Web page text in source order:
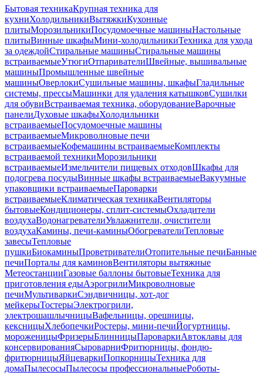
Бытовая техникаКрупная техника для
кухниХолодильникиВытяжкиКухонные
плитыМорозильникиПосудомоечные машиныНастольные
плитыВинные шкафыМини-холодильникиТехника для ухода
за одеждойСтиральные машиныСтиральные машины
встраиваемыеУтюгиОтпаривателиШвейные, вышивальные
машиныПромышленные швейные
машиныОверлокиСушильные машины, шкафыГладильные
системы, прессыМашинки для удаления катышковСушилки
для обувиВстраиваемая техника, оборудованиеВарочные
панелиДуховые шкафыХолодильники
встраиваемыеПосудомоечные машины
встраиваемыеМикроволновые печи
встраиваемыеКофемашины встраиваемыеКомплекты
встраиваемой техникиМорозильники
встраиваемыеИзмельчители пищевых отходовШкафы для
подогрева посудыВинные шкафы встраиваемыеВакуумные
упаковщики встраиваемыеПароварки
встраиваемыеКлиматическая техникаВентиляторы
бытовыеКондиционеры, сплит-системыОхладители
воздухаВодонагревателиУвлажнители, очистители
воздухаКамины, печи-каминыОбогревателиТепловые
завесыТепловые
пушкиБиокаминыПроветривателиОтопительные печиБанные
печиПорталы для каминовВентиляторы вытяжные
МетеостанцииГазовые баллоны бытовыеТехника для
приготовления едыАэрогрилиМикроволновые
печиМультиваркиСэндвичницы, хот-дог
мейкерыТостерыЭлектрогрили,
электрошашлычницыВафельницы, орешницы,
кексницыХлебопечкиРостеры, мини-печиЙогуртницы,
мороженицыФризерыБлинницыПароваркиАвтоклавы для
консервированияСыроварниФритюрницы, фондю-
фритюрницыЯйцеваркиПопкорницыТехника для
домаПылесосыПылесосы профессиональныеРоботы-